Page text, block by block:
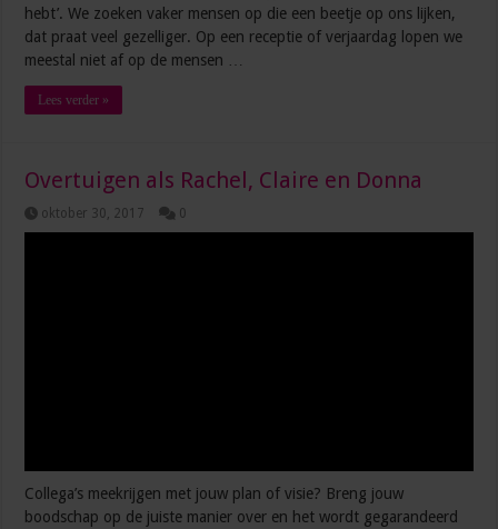
hebt’. We zoeken vaker mensen op die een beetje op ons lijken,
dat praat veel gezelliger. Op een receptie of verjaardag lopen we
meestal niet af op de mensen …
Lees verder »
Overtuigen als Rachel, Claire en Donna
oktober 30, 2017 0
Collega’s meekrijgen met jouw plan of visie? Breng jouw
boodschap op de juiste manier over en het wordt gegarandeerd